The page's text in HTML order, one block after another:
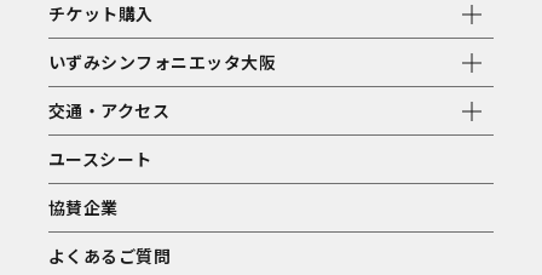
チケット購入
いずみシンフォニエッタ大阪
交通・アクセス
ユースシート
協賛企業
よくあるご質問